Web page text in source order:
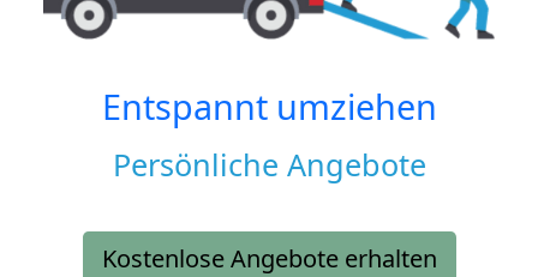
Entspannt umziehen
Persönliche Angebote
Kostenlose Angebote erhalten